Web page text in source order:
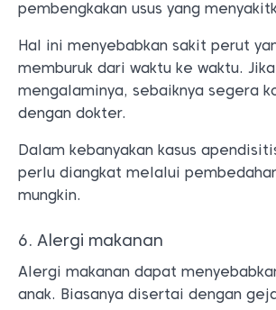
pembengkakan usus yang
Hal ini menyebabkan sakit perut
memburuk dari waktu ke waktu.
mengalaminya, sebaiknya segera
dengan dokter.
Dalam kebanyakan kasus
perlu diangkat melalui
mungkin.
6. Alergi makanan
Alergi makanan dapat
anak. Biasanya disertai dengan